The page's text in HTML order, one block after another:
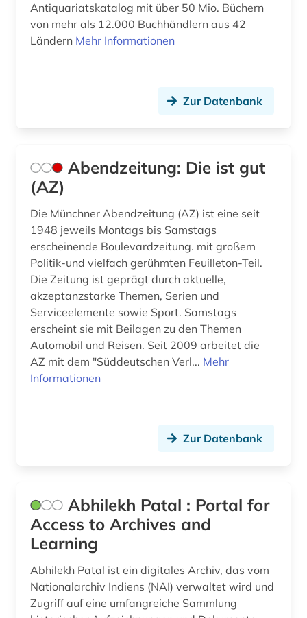
betriebswirtschaft (3)
betriebswirtschaftslehre (2)
bevölkerungsentwicklung (1)
bezugsquelle (1)
bibiografie 1472-1700 (1)
bibliografie (113)
bibliografie 1470-1960 (1)
bibliografie 1896-1944 (1)
bibliographie (155)
bibliographie 1700-1900 (1)
bibliographie 1945-2002 (1)
bibliographie 1998 - 2000 (1)
bibliographie bis 1900 (1)
Antiquariatskatalog mit über 50 Mio. Büchern
von mehr als 12.000 Buchhändlern aus 42
Ländern Mehr Informationen
Zur Datenbank
Abendzeitung: Die ist gut
(AZ)
Die Münchner Abendzeitung (AZ) ist eine seit
1948 jeweils Montags bis Samstags
erscheinende Boulevardzeitung. mit großem
Politik-und vielfach gerühmten Feuilleton-Teil.
Die Zeitung ist geprägt durch aktuelle,
akzeptanzstarke Themen, Serien und
Serviceelemente sowie Sport. Samstags
erscheint sie mit Beilagen zu den Themen
Automobil und Reisen. Seit 2009 arbeitet die
AZ mit dem "Süddeutschen Verl... Mehr
Informationen
Zur Datenbank
Abhilekh Patal : Portal for
Access to Archives and
Learning
Abhilekh Patal ist ein digitales Archiv, das vom
Nationalarchiv Indiens (NAI) verwaltet wird und
Zugriff auf eine umfangreiche Sammlung